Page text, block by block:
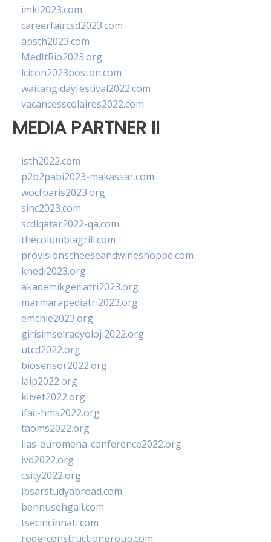
imkl2023.com
careerfaircsd2023.com
apsth2023.com
MedItRio2023.org
lcicon2023boston.com
waitangidayfestival2022.com
vacancesscolaires2022.com
MEDIA PARTNER II
isth2022.com
p2b2pabi2023-makassar.com
wocfparis2023.org
sinc2023.com
scdlqatar2022-qa.com
thecolumbiagrill.com
provisionscheeseandwineshoppe.com
khedi2023.org
akademikgeriatri2023.org
marmarapediatri2023.org
emchie2023.org
girisimselradyoloji2022.org
utcd2022.org
biosensor2022.org
ialp2022.org
klivet2022.org
ifac-hms2022.org
taoms2022.org
iias-euromena-conference2022.org
ivd2022.org
csity2022.org
ibsarstudyabroad.com
bennusehgall.com
tsecincinnati.com
roderconstructiongroup.com